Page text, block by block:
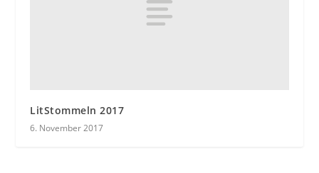
LitStommeln 2017
6. November 2017